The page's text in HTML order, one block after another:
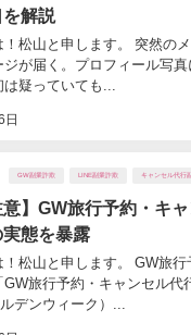
解説
日
！松山と申します。 突然の
ジが届く。プロフィール写
疑っていても...
GW副業詐欺 LINE副業詐欺 キャンセル代行
意】GW旅行予約・キ
態を暴露
！松山と申します。 GW旅
GW旅行予約・キャンセル代
デンウィーク）...